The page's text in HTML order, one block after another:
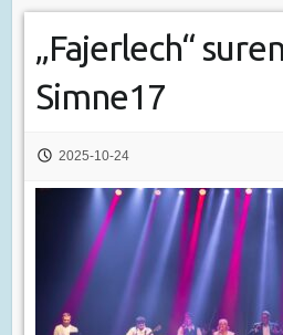
„Fajerlech“
Simne17
2025-10-24